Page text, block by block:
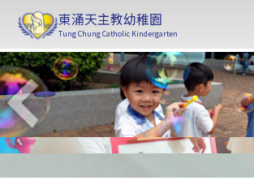
東涌天主教幼稚園
Tung Chung Catholic Kindergarten